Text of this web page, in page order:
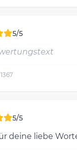
5/5
5/5
deine liebe